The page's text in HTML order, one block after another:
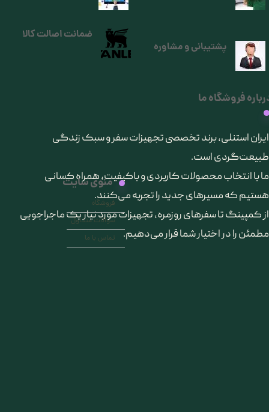
فروشگاه ما
​ایران استنلی، برند تخصصی تجهیزات سفر و سبک زندگی
طبیعت‌گردی است.
ما با انتخاب محصولات کاربردی و باکیفیت، همراه کسانی
هستیم که مسیرهای جدید را تجربه می‌کنند.
از کمپینگ تا سفرهای روزمره، تجهیزات مورد نیاز یک ماجراجویی
مطمئن را در اختیار شما قرار می‌دهیم.
منوی سایت
فروشگاه
سوالات متداول
تماس با ما
پشتیبانی و مشاوره
ضمانت اصالت کالا